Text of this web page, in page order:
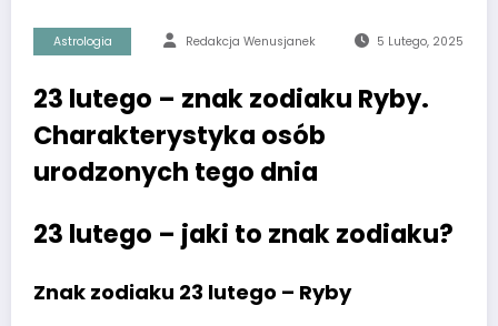
Astrologia Redakcja Wenusjanek 5 Lutego, 2025
23 lutego – znak zodiaku Ryby.
Charakterystyka osób
urodzonych tego dnia
23 lutego – jaki to znak zodiaku?
Znak zodiaku 23 lutego – Ryby